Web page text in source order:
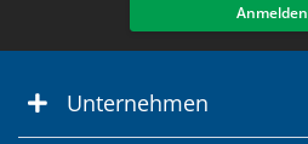
Anmelden
Unternehmen